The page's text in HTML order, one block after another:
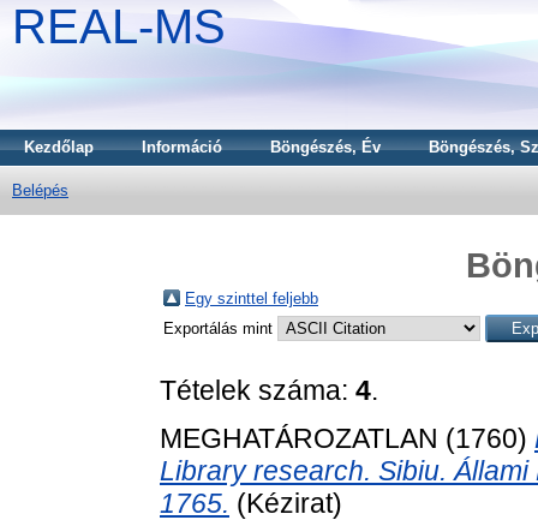
REAL-MS
Kezdőlap Információ Böngészés, Év Böngészés,
Belépés
Egy szinttel feljebb
Exportálás mint
Tételek száma: 4.
MEGHATÁROZATLAN (1760)
Library research. Sibiu.
1765. (Kézirat)